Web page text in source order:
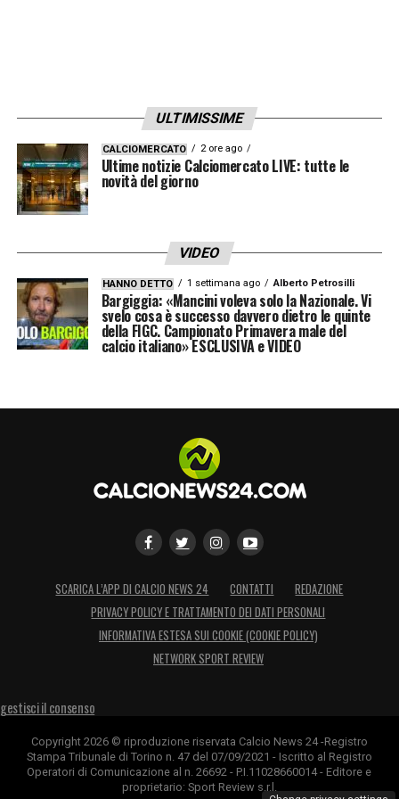
ULTIMISSIME
CALCIOMERCATO 2 ore ago
Ultime notizie Calciomercato LIVE: tutte le
novità del giorno
VIDEO
HANNO DETTO 1 settimana ago Alberto Petrosilli
Bargiggia: «Mancini voleva solo la Nazionale. Vi
svelo cosa è successo davvero dietro le quinte
della FIGC. Campionato Primavera male del
calcio italiano» ESCLUSIVA e VIDEO
SCARICA L’APP DI CALCIO NEWS 24 CONTATTI
REDAZIONE
PRIVACY POLICY E TRATTAMENTO DEI DATI PERSONALI
INFORMATIVA ESTESA SUI COOKIE (COOKIE POLICY)
NETWORK SPORT REVIEW
gestisci il consenso
Copyright 2026 © riproduzione riservata Calcio News 24 -Registro
Stampa Tribunale di Torino n. 47 del 07/09/2021 - Iscritto al Registro
Operatori di Comunicazione al n. 26692 - P.I.11028660014 - Editore e
proprietario: Sport Review s.r.l.